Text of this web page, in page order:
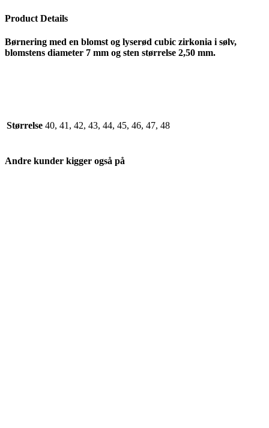
Product Details
Børnering med en blomst og lyserød cubic zirkonia i sølv,
blomstens diameter 7 mm og sten størrelse 2,50 mm.
Størrelse 40, 41, 42, 43, 44, 45, 46, 47, 48
Andre kunder kigger også på